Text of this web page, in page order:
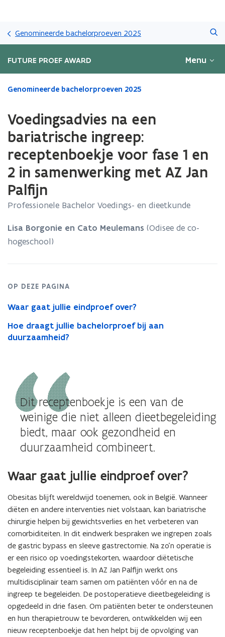
en
naar
gaan
Genomineerde bachelorproeven 2025
FUTURE PROEF AWARD Menu
Gedaan
bevindt
zich
op:
Voedingsadvies
een
bariatrische
ingreep:
voor
fase
samenwerking
Jan
Palfijn
Genomineerde bachelorproeven 2025
Voedingsadvies na een
bariatrische ingreep:
receptenboekje voor fase 1 en
2 in samenwerking met AZ Jan
Palfijn
Professionele Bachelor Voedings- en dieetkunde
Lisa Borgonie en Cato Meulemans (Odisee de co-
hogeschool)
OP DEZE PAGINA
Waar gaat jullie eindproef over?
Hoe draagt jullie bachelorproef bij aan
duurzaamheid?
Dit receptenboekje is een van de
weinige die niet alleen dieetbegeleiding
biedt, maar ook gezondheid en
duurzaamheid combineert.
Waar gaat jullie eindproef over?
Obesitas blijft wereldwijd toenemen, ook in België. Wanneer
diëten en andere interventies niet volstaan, kan bariatrische
chirurgie helpen bij gewichtsverlies en het verbeteren van
comorbiditeiten. In dit eindwerk bespraken we ingrepen zoals
de gastric bypass en sleeve gastrectomie. Na zo’n operatie is
er een risico op voedingstekorten, waardoor diëtetische
begeleiding essentieel is. In AZ Jan Palfijn werkt ons
multidisciplinair team samen om patiënten vóór en na de
ingreep te begeleiden. De postoperatieve dieetbegeleiding is
opgedeeld in drie fasen. Om patiënten beter te ondersteunen
en hun therapietrouw te bevorderen, ontwikkelden wij een
nieuw receptenboekje dat hen helpt bij de opvolging van